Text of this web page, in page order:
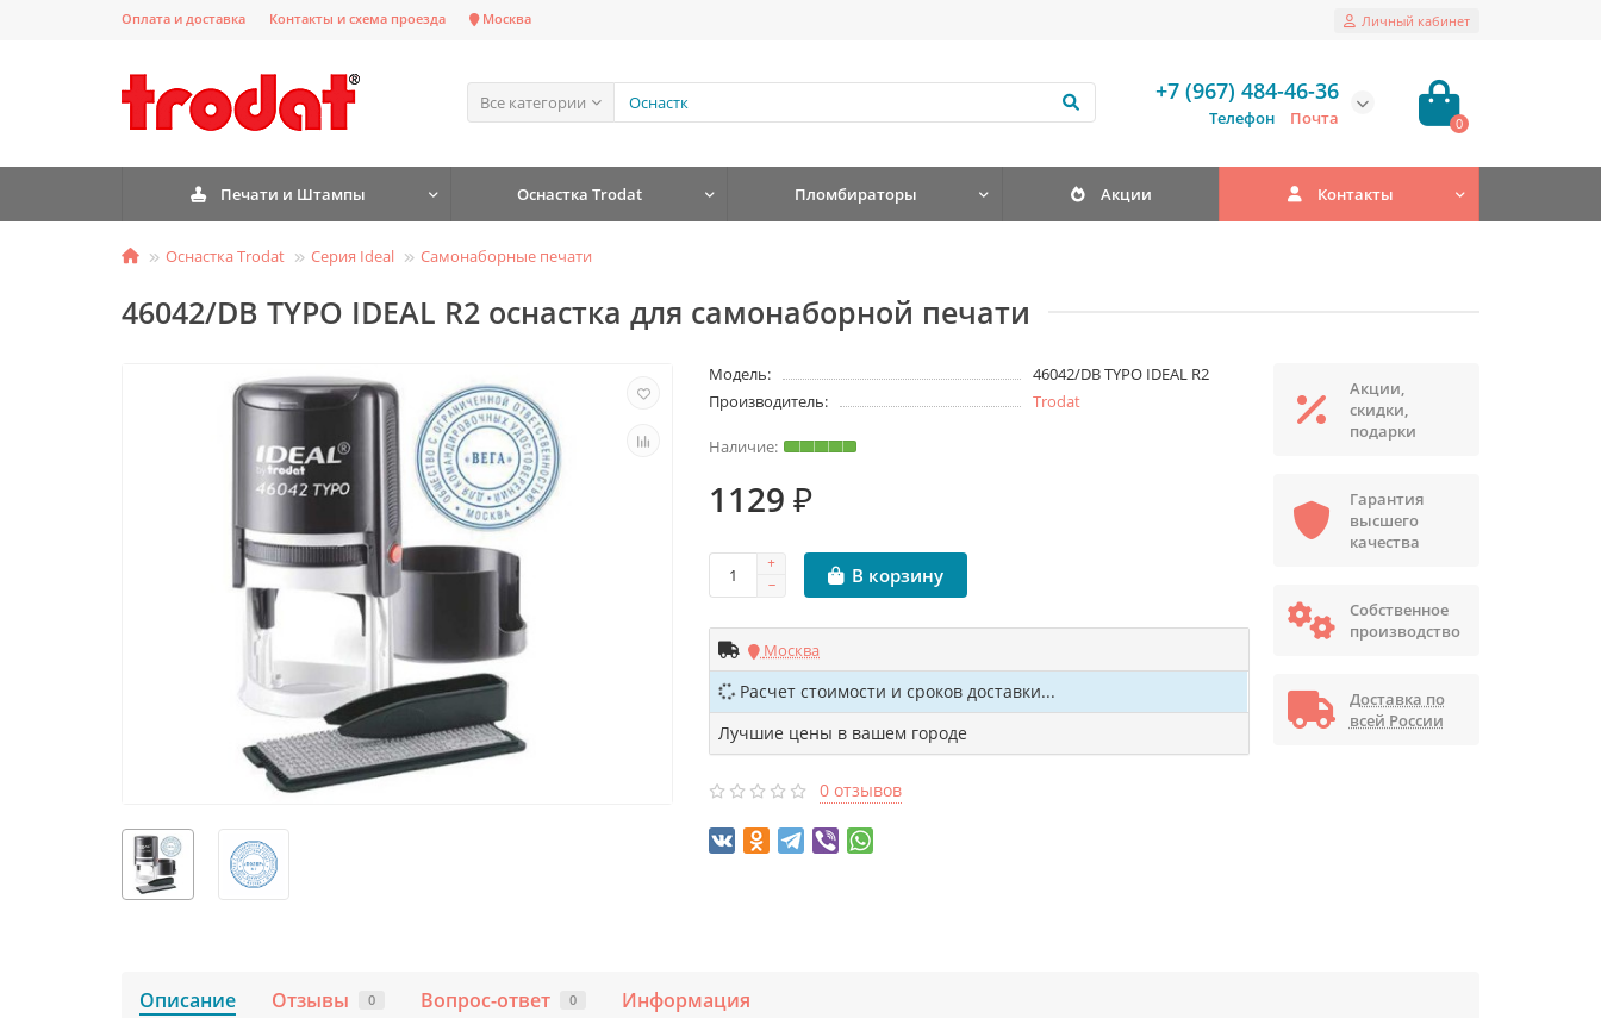
Оплата и доставка Контакты и схема проезда Москва Личный кабинет
Все категории +7 (967) 484-46-36
Телефон Почта 0
Печати и Штампы Оснастка Trodat Пломбираторы Акции Контакты
Оснастка Trodat Серия Ideal Самонаборные печати
46042/DB TYPO IDEAL R2 оснастка для самонаборной печати
Модель:
46042/DB TYPO IDEAL R2
Производитель:
Trodat
1129 ₽
В корзину
Москва
Расчет стоимости и сроков доставки...
Лучшие цены в вашем городе
0 отзывов
Акции,
скидки,
подарки
Гарантия
высшего
качества
Собственное
производство
Доставка по
всей России
Описание Отзывы 0 Вопрос-ответ 0 Информация